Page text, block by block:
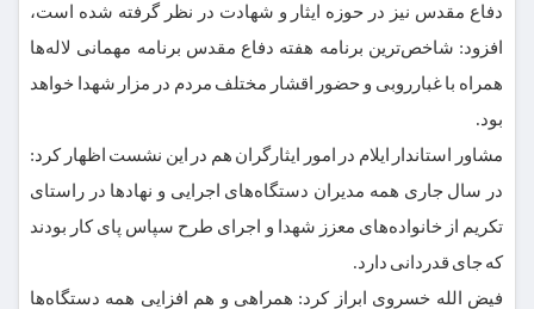
دفاع مقدس نیز در حوزه ایثار و شهادت در نظر گرفته شده است،
افزود: شاخص‌ترین برنامه هفته دفاع مقدس برنامه مهمانی لاله‌ها
همراه با غبارروبی و حضور اقشار مختلف مردم در مزار شهدا خواهد
بود.
مشاور استاندار ایلام در امور ایثارگران هم در این نشست اظهار کرد:
در سال جاری همه مدیران دستگاه‌های اجرایی و نهادها در راستای
تکریم از خانواده‌های معزز شهدا و اجرای طرح سپاس پای کار بودند
که جای قدردانی دارد.
فیض الله خسروی ابراز کرد: همراهی و هم افزایی همه دستگاه‌ها